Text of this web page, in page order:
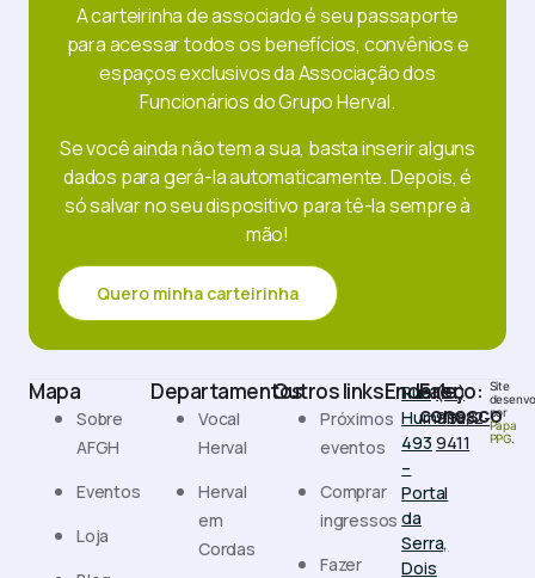
A carteirinha de associado é seu passaporte
para acessar todos os benefícios, convênios e
espaços exclusivos da Associação dos
Funcionários do Grupo Herval.
Se você ainda não tem a sua, basta inserir alguns
dados para gerá-la automaticamente. Depois, é
só salvar no seu dispositivo para tê-la sempre à
mão!
Quero minha carteirinha
Mapa
Sobre
AFGH
Eventos
Loja
Departamentos
Vocal
Herval
Herval
em
Cordas
Outros links
Próximos
eventos
Comprar
ingressos
Fazer
Endereço:
Rua
Humaitá,
493
–
Portal
da
Serra,
Dois
Fale
conosco
(51)
99882-
9411
Site
por
Papa
PPG.